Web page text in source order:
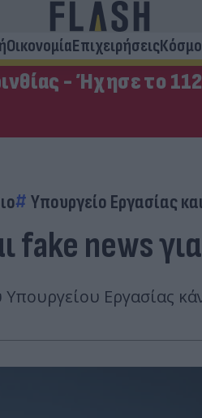
ΟικονομίαΕπιχειρήσεις
- Ήχησε το
Υπουργείο Εργασίας
fake news
Εργασίας